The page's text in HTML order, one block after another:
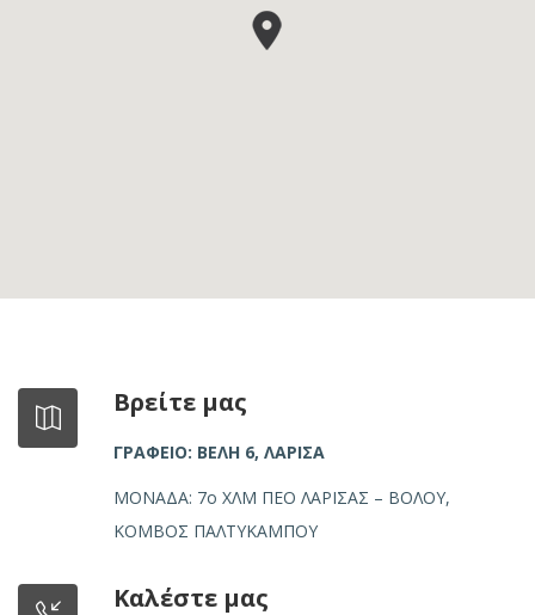
Βρείτε μας
ΓΡΑΦΕΙΟ: ΒΕΛΗ 6, ΛΑΡΙΣΑ
ΜΟΝΑΔΑ: 7ο ΧΛΜ ΠΕΟ ΛΑΡΙΣΑΣ – ΒΟΛΟΥ,
ΚΟΜΒΟΣ ΠΑΛΤΥΚΑΜΠΟΥ
Καλέστε μας